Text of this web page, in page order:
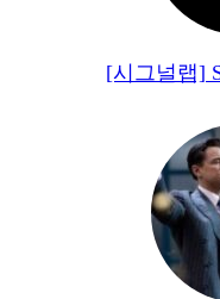
[시그널랩]